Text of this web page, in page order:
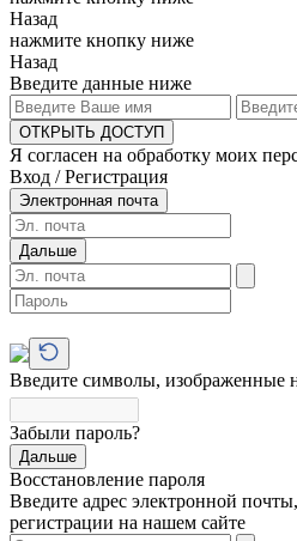
Назад
нажмите кнопку ниже
Назад
Введите данные ниже
ОТКРЫТЬ ДОСТУП
Я согласен на обработку моих
Вход / Регистрация
Электронная почта
Дальше
Введите символы, изображенные
Забыли пароль?
Дальше
Восстановление пароля
Введите адрес электронной
регистрации на нашем сайте